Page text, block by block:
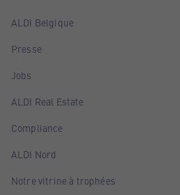
ALDI Belgique
Presse
Jobs
ALDI Real Estate
Compliance
ALDI Nord
Notre vitrine à trophées